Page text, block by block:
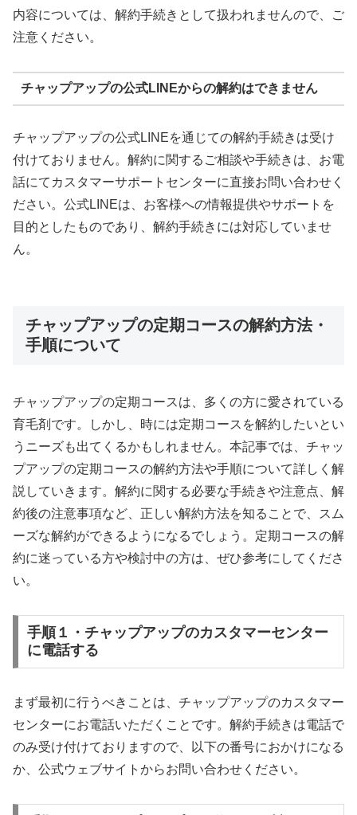
内容については、解約手続きとして扱われませんので、ご
注意ください。
チャップアップの公式LINEからの解約はできません
チャップアップの公式LINEを通じての解約手続きは受け
付けておりません。解約に関するご相談や手続きは、お電
話にてカスタマーサポートセンターに直接お問い合わせく
ださい。公式LINEは、お客様への情報提供やサポートを
目的としたものであり、解約手続きには対応していませ
ん。
チャップアップの定期コースの解約方法・
手順について
チャップアップの定期コースは、多くの方に愛されている
育毛剤です。しかし、時には定期コースを解約したいとい
うニーズも出てくるかもしれません。本記事では、チャッ
プアップの定期コースの解約方法や手順について詳しく解
説していきます。解約に関する必要な手続きや注意点、解
約後の注意事項など、正しい解約方法を知ることで、スム
ーズな解約ができるようになるでしょう。定期コースの解
約に迷っている方や検討中の方は、ぜひ参考にしてくださ
い。
手順１・チャップアップのカスタマーセンター
に電話する
まず最初に行うべきことは、チャップアップのカスタマー
センターにお電話いただくことです。解約手続きは電話で
のみ受け付けておりますので、以下の番号におかけになる
か、公式ウェブサイトからお問い合わせください。